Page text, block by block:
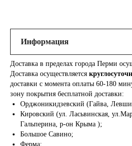
Доставка в пределах города Перми
Доставка осуществляется
доставки с момента оплаты 60-180
зону покрытия бесплатной доставки:
Орджоникидзевский (Гайва,
Кировский (ул. Ласьвинская,
Гальперина, р-он Крыма );
Большое Савино;
Ферма;